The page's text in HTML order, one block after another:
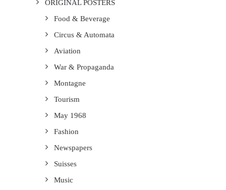
ORIGINAL POSTERS
Food & Beverage
Circus & Automata
Aviation
War & Propaganda
Montagne
Tourism
May 1968
Fashion
Newspapers
Suisses
Music